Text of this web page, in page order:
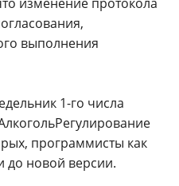
выполнения
1-го числа
программисты как
до новой версии.